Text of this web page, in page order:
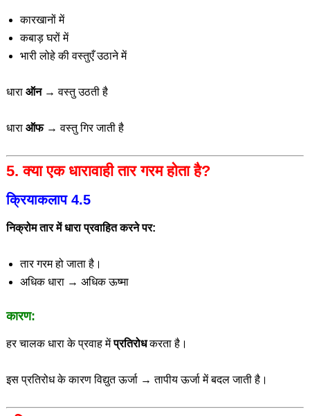
कारखानों में
कबाड़ घरों में
भारी लोहे की वस्तुएँ उठाने में
धारा ऑन → वस्तु उठती है
धारा ऑफ → वस्तु गिर जाती है
5. क्या एक धारावाही तार गरम होता है?
क्रियाकलाप 4.5
निक्रोम तार में धारा प्रवाहित करने पर:
तार गरम हो जाता है।
अधिक धारा → अधिक ऊष्मा
कारण:
हर चालक धारा के प्रवाह मेंप्रतिरोधकरता है।
इस प्रतिरोध के कारण विद्युत ऊर्जा → तापीय ऊर्जा में बदल जाती है।